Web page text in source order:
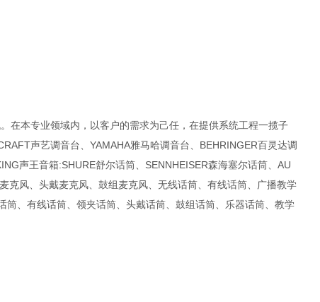
在本专业领域内，以客户的需求为己任，在提供系统工程一揽子
声艺调音台、YAMAHA雅马哈调音台、BEHRINGER百灵达调
声王音箱:SHURE舒尔话筒、SENNHEISER森海塞尔话筒、AU
克风、头戴麦克风、鼓组麦克风、无线话筒、有线话筒、广播教学
、有线话筒、领夹话筒、头戴话筒、鼓组话筒、乐器话筒、教学